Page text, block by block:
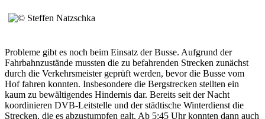
Probleme gibt es noch beim Einsatz der Busse. Aufgrund der
Fahrbahnzustände mussten die zu befahrenden Strecken zunächst
durch die Verkehrsmeister geprüft werden, bevor die Busse vom
Hof fahren konnten. Insbesondere die Bergstrecken stellten ein
kaum zu bewältigendes Hindernis dar. Bereits seit der Nacht
koordinieren DVB-Leitstelle und der städtische Winterdienst die
Strecken, die es abzustumpfen galt. Ab 5:45 Uhr konnten dann auch